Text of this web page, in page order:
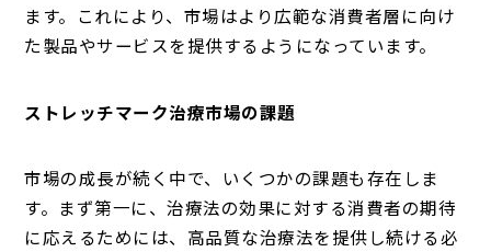
ます。これにより、市場はより広範な消費者層に向け
た製品やサービスを提供するようになっています。
ストレッチマーク治療市場の課題
市場の成長が続く中で、いくつかの課題も存在しま
す。まず第一に、治療法の効果に対する消費者の期待
に応えるためには、高品質な治療法を提供し続ける必